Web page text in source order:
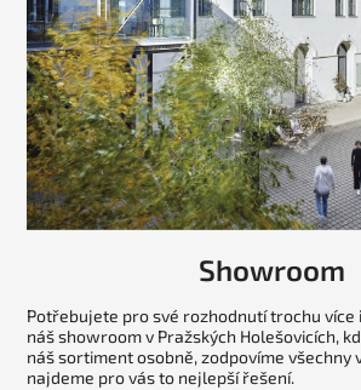
Showroom
Potřebujete pro své rozhodnutí trochu více
náš showroom v Pražských Holešovicích,
náš sortiment osobně, zodpovíme všechny
najdeme pro vás to nejlepší řešení.